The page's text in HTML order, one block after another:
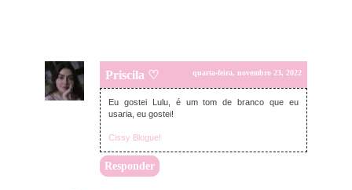
Priscila ♡ quarta-feira, novembro 23, 2022
Eu gostei Lulu, é um tom de branco que eu
usaria, eu gostei!
Cissy Blogue!
Responder